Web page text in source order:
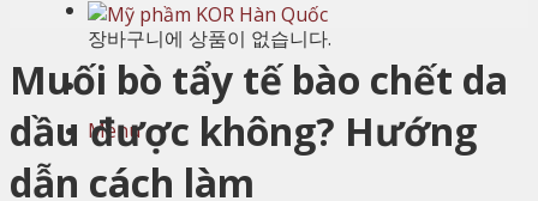
장바구니에 상품이 없습니다.
Menu
Muối bò tẩy tế bào chết da
dầu được không? Hướng
dẫn cách làm